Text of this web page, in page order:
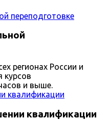
регионах России и
курсов
и выше.
квалификации